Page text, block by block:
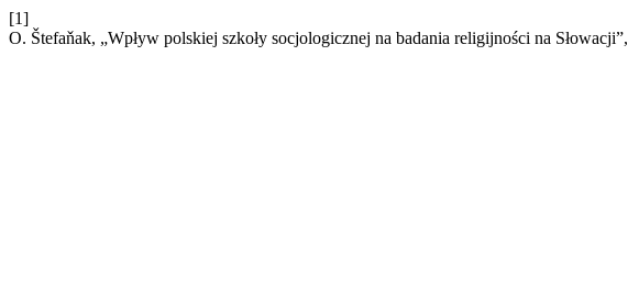
[1]
O. Štefaňak, „Wpływ polskiej szkoły socjologicznej na badania religijności na Słowacji”,